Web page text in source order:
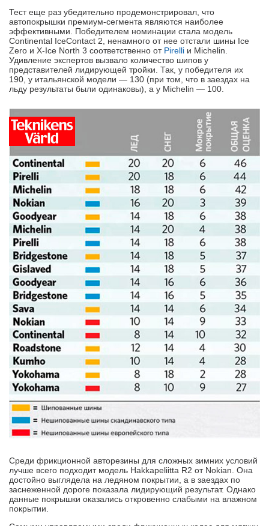
Тест еще раз убедительно продемонстрировал, что
автопокрышки премиум-сегмента являются наиболее
эффективными. Победителем номинации стала модель
Continental IceContact 2, ненамного от нее отстали шины Ice
Zero и X-Ice North 3 соответственно от Pirelli и Michelin.
Удивление экспертов вызвало количество шипов у
представителей лидирующей тройки. Так, у победителя их
190, у итальянской модели — 130 (при том, что в заездах на
льду результаты были одинаковы), а у Michelin — 100.
Среди фрикционной авторезины для сложных зимних условий
лучше всего подходит модель Hakkapeliitta R2 от Nokian. Она
достойно выглядела на ледяном покрытии, а в заездах по
заснеженной дороге показала лидирующий результат. Однако
данные покрышки оказались откровенно слабыми на влажном
покрытии.